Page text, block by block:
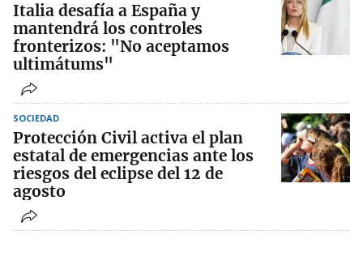
Italia desafía a España y
mantendrá los controles
fronterizos: "No aceptamos
ultimátums"
SOCIEDAD
Protección Civil activa el plan
estatal de emergencias ante los
riesgos del eclipse del 12 de
agosto